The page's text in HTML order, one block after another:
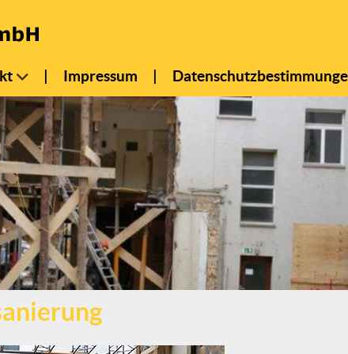
| Impressum |